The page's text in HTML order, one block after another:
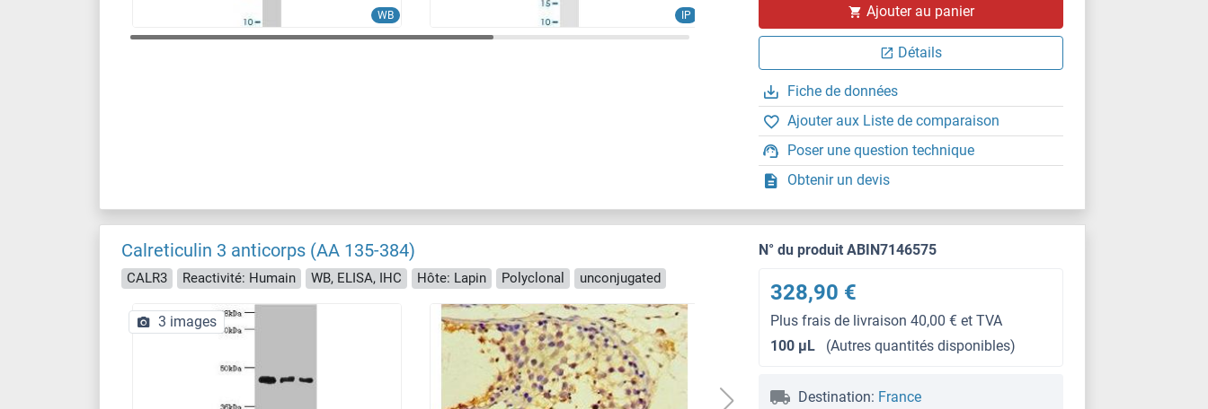
WB IP
WB
Ajouter au panier
Détails
Fiche de données
Ajouter aux Liste de comparaison
Poser une question technique
Obtenir un devis
Calreticulin 3 anticorps (AA 135-384)
CALR3 Reactivité: Humain WB, ELISA, IHC Hôte: Lapin Polyclonal unconjugated
3 images
N° du produit ABIN7146575
328,90 €
Plus frais de livraison 40,00 € et TVA
100 μL
(Autres quantités disponibles)
Destination: France